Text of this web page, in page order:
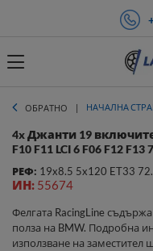
ОБРАТНО НАЧАЛНА
4x Джанти 19
F10 F11 LCI 6 F06 F12 F13
РЕФ: 19x8.5 5x120 ET33
ИН: 55674
Фелгата RacingLine
полза на BMW. Подробна
използване на